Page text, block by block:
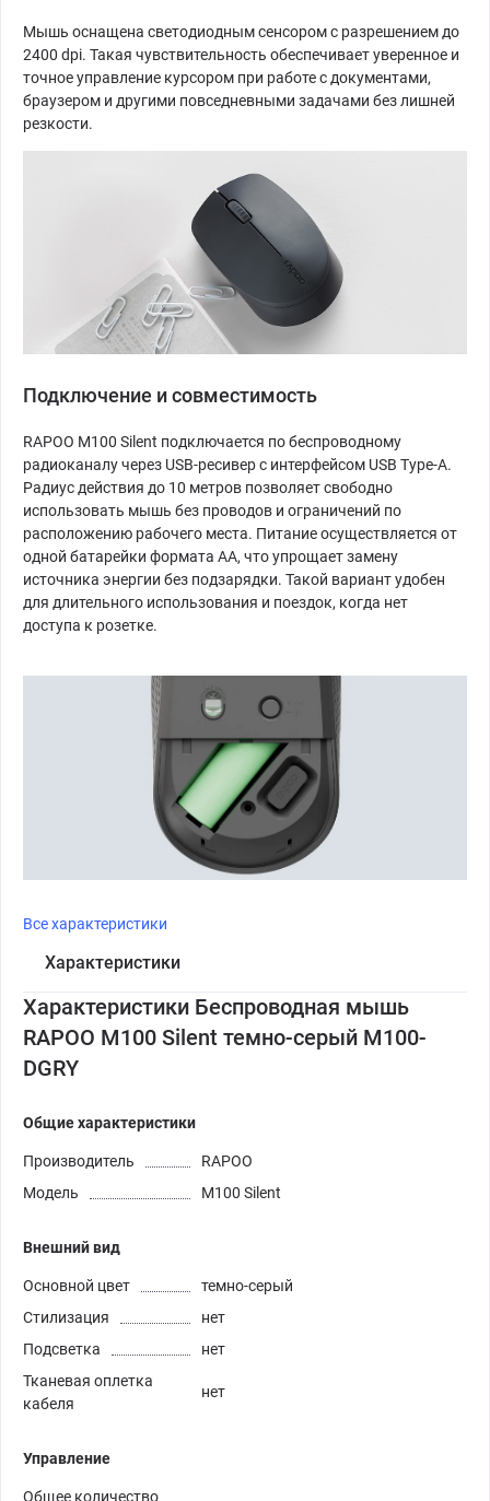
Мышь оснащена светодиодным сенсором с разрешением до
2400 dpi. Такая чувствительность обеспечивает уверенное и
точное управление курсором при работе с документами,
браузером и другими повседневными задачами без лишней
резкости.
Подключение и совместимость
RAPOO M100 Silent подключается по беспроводному
радиоканалу через USB-ресивер с интерфейсом USB Type-A.
Радиус действия до 10 метров позволяет свободно
использовать мышь без проводов и ограничений по
расположению рабочего места. Питание осуществляется от
одной батарейки формата AA, что упрощает замену
источника энергии без подзарядки. Такой вариант удобен
для длительного использования и поездок, когда нет
доступа к розетке.
Все характеристики
Характеристики
Характеристики Беспроводная мышь
RAPOO M100 Silent темно-серый M100-
DGRY
Общие характеристики
Производитель
RAPOO
Модель
M100 Silent
Внешний вид
Основной цвет
темно-серый
Стилизация
нет
Подсветка
нет
Тканевая оплетка
кабеля
нет
Управление
Общее количество